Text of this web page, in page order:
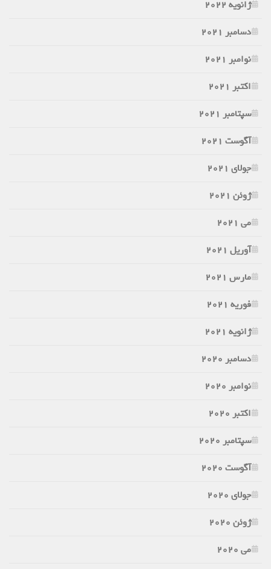
ژانویه 2022
دسامبر 2021
نوامبر 2021
اکتبر 2021
سپتامبر 2021
آگوست 2021
جولای 2021
ژوئن 2021
می 2021
آوریل 2021
مارس 2021
فوریه 2021
ژانویه 2021
دسامبر 2020
نوامبر 2020
اکتبر 2020
سپتامبر 2020
آگوست 2020
جولای 2020
ژوئن 2020
می 2020